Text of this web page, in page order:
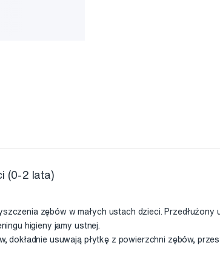
(0-2 lata)
zębów w małych ustach dzieci.
higieny jamy ustnej.
dokładnie usuwają płytkę z powierzchni zębów,